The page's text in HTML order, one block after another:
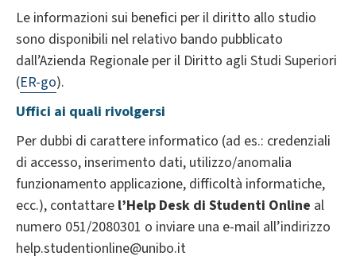
Le informazioni sui benefici per il diritto allo studio
sono disponibili nel relativo bando pubblicato
dall’Azienda Regionale per il Diritto agli Studi Superiori
(ER-go).
Uffici ai quali rivolgersi
Per dubbi di carattere informatico (ad es.: credenziali
di accesso, inserimento dati, utilizzo/anomalia
funzionamento applicazione, difficoltà informatiche,
ecc.), contattare l’Help Desk di Studenti Online al
numero 051/2080301 o inviare una e-mail all’indirizzo
help.studentionline@unibo.it